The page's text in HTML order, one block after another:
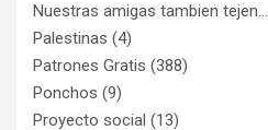
Nuestras amigas tambien tejen…
Palestinas (4)
Patrones Gratis (388)
Ponchos (9)
Proyecto social (13)